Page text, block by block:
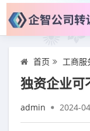
首页 工商服
独资企业可
admin 2024-